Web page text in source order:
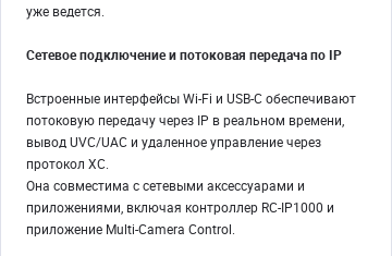
уже ведется.
Сетевое подключение и потоковая передача по IP
Встроенные интерфейсы Wi-Fi и USB-C обеспечивают
потоковую передачу через IP в реальном времени,
вывод UVC/UAC и удаленное управление через
протокол XC.
Она совместима с сетевыми аксессуарами и
приложениями, включая контроллер RC-IP1000 и
приложение Multi-Camera Control.